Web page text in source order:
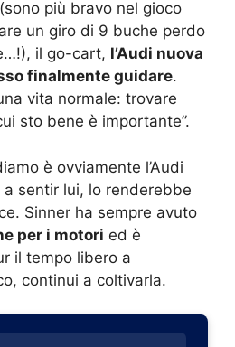
più bravo nel gioco
un giro di 9 buche perdo
il go-cart, l’Audi nuova
finalmente guidare.
vita normale: trovare
sto bene è importante”.
è ovviamente l’Audi
sentir lui, lo renderebbe
Sinner ha sempre avuto
per i motori ed è
il tempo libero a
continui a coltivarla.